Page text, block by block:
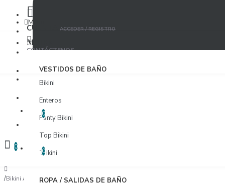
CONTÁCTENOS
CUENTA ACCEDER / REGISTRO
LISTA DE DESEOS
0
COMPARAR
0
Menu
MUJER
VESTIDOS DE BAÑO
Bikini
Enteros
Panty Bikini
Top Bikini
Trikini
ROPA / SALIDAS DE BAÑO
ACCEDER
PROVEEDORES
0
Bikini Azul Lavanda